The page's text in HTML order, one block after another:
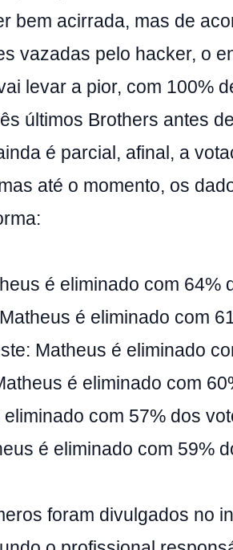
bem acirrada, mas de
vazadas pelo hacker, o
levar a pior, com 100%
últimos Brothers antes
é parcial, afinal, a
até o momento, os
é eliminado com 64%
é eliminado com
Matheus é eliminado
é eliminado com
com 57% dos
é eliminado com 59%
foram divulgados no